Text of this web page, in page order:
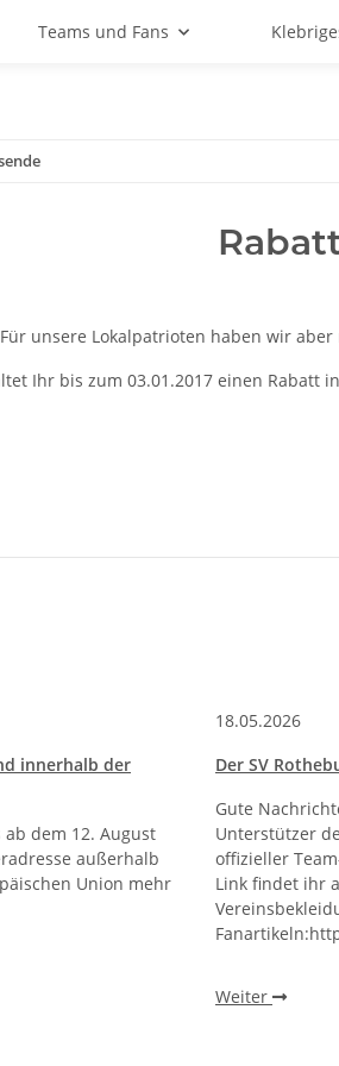
Teams und Fans
unsere Lokalpatrioten haben wir
Ihr bis zum 03.01.2017 einen Rabatt
innerhalb der
dem 12. August
außerhalb
Union mehr
18.05.2026
Der SV
Gute
Unterstützer
offizieller
Link findet ihr
Weiter